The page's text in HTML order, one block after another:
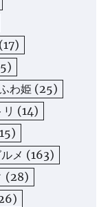
(17)
わ姫 (25)
(14)
メ (163)
(28)